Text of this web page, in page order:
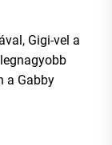
Gigi-vel a
a Gabby